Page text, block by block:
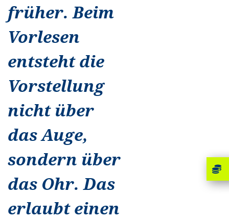
früher. Beim
Vorlesen
entsteht die
Vorstellung
nicht über
das Auge,
sondern über
das Ohr. Das
erlaubt einen